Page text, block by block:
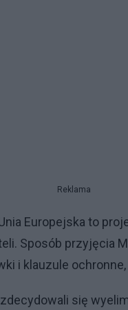
Reklama
Europejska to
Sposób przyjęcia
i klauzule
się